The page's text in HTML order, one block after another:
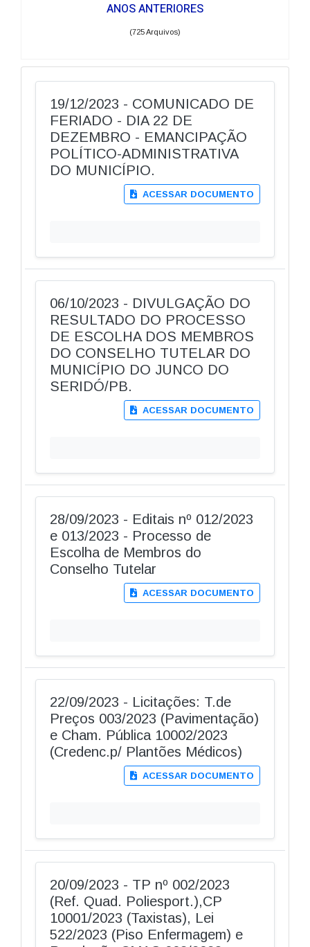
ANOS ANTERIORES
(725 Arquivos)
19/12/2023 - COMUNICADO DE
FERIADO - DIA 22 DE
DEZEMBRO - EMANCIPAÇÃO
POLÍTICO-ADMINISTRATIVA
DO MUNICÍPIO.
ACESSAR DOCUMENTO
06/10/2023 - DIVULGAÇÃO DO
RESULTADO DO PROCESSO
DE ESCOLHA DOS MEMBROS
DO CONSELHO TUTELAR DO
MUNICÍPIO DO JUNCO DO
SERIDÓ/PB.
ACESSAR DOCUMENTO
28/09/2023 - Editais nº 012/2023
e 013/2023 - Processo de
Escolha de Membros do
Conselho Tutelar
ACESSAR DOCUMENTO
22/09/2023 - Licitações: T.de
Preços 003/2023 (Pavimentação)
e Cham. Pública 10002/2023
(Credenc.p/ Plantões Médicos)
ACESSAR DOCUMENTO
20/09/2023 - TP nº 002/2023
(Ref. Quad. Poliesport.),CP
10001/2023 (Taxistas), Lei
522/2023 (Piso Enfermagem) e